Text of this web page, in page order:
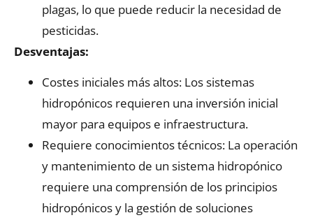
plagas, lo que puede reducir la necesidad de
pesticidas.
Desventajas:
Costes iniciales más altos: Los sistemas
hidropónicos requieren una inversión inicial
mayor para equipos e infraestructura.
Requiere conocimientos técnicos: La operación
y mantenimiento de un sistema hidropónico
requiere una comprensión de los principios
hidropónicos y la gestión de soluciones